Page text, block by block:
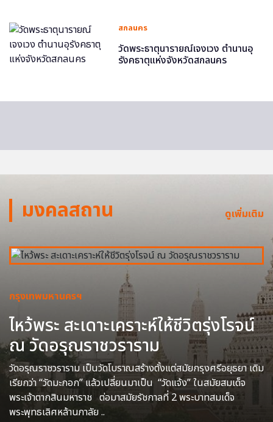
สกลนคร
วัดพระธาตุนารายณ์เจงเวง ตำนานอุ
รังคธาตุแห่งจังหวัดสกลนคร
มงคลสถาน ดูเพิ่มเติม
กรุงเทพมหานครฯ
ไหว้พระ สะเดาะเคราะห์ให้ชีวิตรุ่งโรจน์
ณ วัดอรุณราชวราราม
วัดอรุณราชวราราม เป็นวัดโบราณสร้างตั้งแต่สมัยกรุงศรีอยุธยา เดิม
เรียกว่า “วัดมะกอก” แล้วเปลี่ยนมาเป็น “วัดแจ้ง” ในสมัยสมเด็จ
พระเจ้าตากสินมหาราช ต่อมาสมัยรัชกาลที่ 2 พระบาทสมเด็จ
พระพุทธเลิศหล้านภาลัย ..